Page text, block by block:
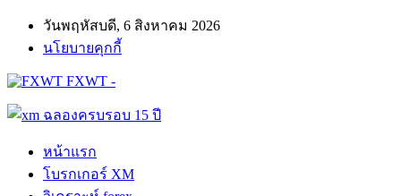
วันพฤหัสบดี, 6 สิงหาคม 2026
นโยบายคุกกี้
FXWT -
หน้าแรก
โบรกเกอร์ XM